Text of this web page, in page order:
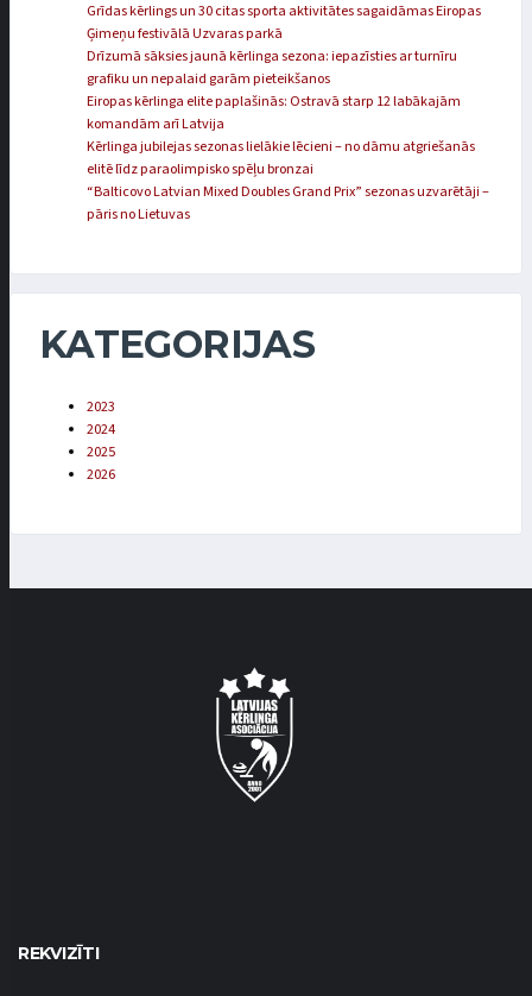
Grīdas kērlings un 30 citas sporta aktivitātes sagaidāmas Eiropas
Ģimeņu festivālā Uzvaras parkā
Drīzumā sāksies jaunā kērlinga sezona: iepazīsties ar turnīru
grafiku un nepalaid garām pieteikšanos
Eiropas kērlinga elite paplašinās: Ostravā starp 12 labākajām
komandām arī Latvija
Kērlinga jubilejas sezonas lielākie lēcieni – no dāmu atgriešanās
elitē līdz paraolimpisko spēļu bronzai
“Balticovo Latvian Mixed Doubles Grand Prix” sezonas uzvarētāji –
pāris no Lietuvas
KATEGORIJAS
2023
2024
2025
2026
REKVIZĪTI